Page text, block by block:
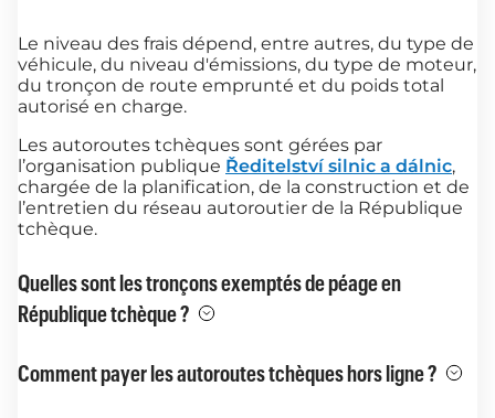
Le niveau des frais dépend, entre autres, du type de
véhicule, du niveau d'émissions, du type de moteur,
du tronçon de route emprunté et du poids total
autorisé en charge.
Les autoroutes tchèques sont gérées par
l’organisation publique Ředitelství silnic a dálnic,
chargée de la planification, de la construction et de
l’entretien du réseau autoroutier de la République
tchèque.
Quelles sont les tronçons exemptés de péage en
République tchèque ?
Comment payer les autoroutes tchèques hors ligne ?